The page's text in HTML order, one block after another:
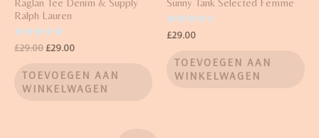
Ralph Lauren
Waardering
5.00
£29.00 £29.00
TOEVOEGEN AAN
WINKELWAGEN
Waardering
4.50
£29.00
TOEVOEGEN AAN
WINKELWAGEN